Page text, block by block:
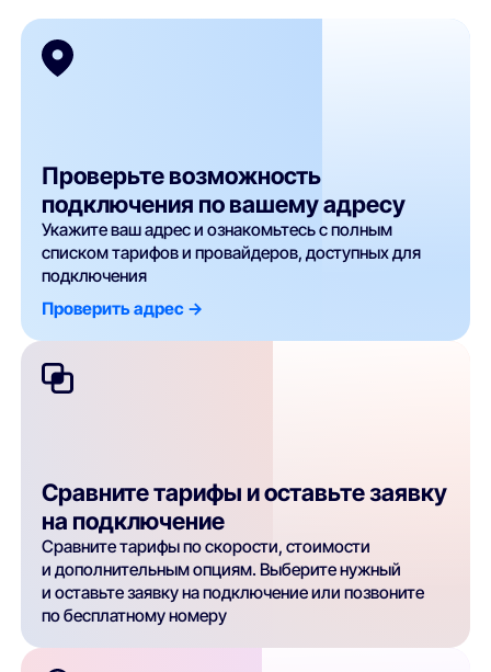
Проверьте возможность
подключения по вашему адресу
Укажите ваш адрес и ознакомьтесь с полным
списком тарифов и провайдеров, доступных для
подключения
Проверить адрес ->
Сравните тарифы и оставьте заявку
на подключение
Сравните тарифы по скорости, стоимости
и дополнительным опциям. Выберите нужный
и оставьте заявку на подключение или позвоните
по бесплатному номеру